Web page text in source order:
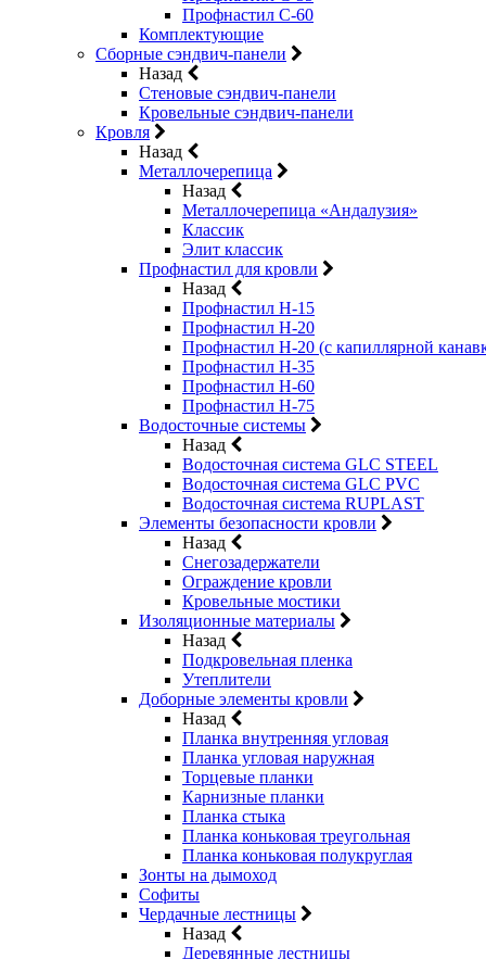
Профнастил С-60
Комплектующие
Сборные сэндвич-панели
Назад
Стеновые сэндвич-панели
Кровельные сэндвич-панели
Кровля
Назад
Металлочерепица
Назад
Металлочерепица «Андалузия»
Классик
Элит классик
Профнастил для кровли
Назад
Профнастил Н-15
Профнастил Н-20
Профнастил Н-20 (с капиллярной
Профнастил Н-35
Профнастил Н-60
Профнастил Н-75
Водосточные системы
Назад
Водосточная система GLC STEEL
Водосточная система GLC PVC
Водосточная система RUPLAST
Элементы безопасности кровли
Назад
Снегозадержатели
Ограждение кровли
Кровельные мостики
Изоляционные материалы
Назад
Подкровельная пленка
Утеплители
Доборные элементы кровли
Назад
Планка внутренняя угловая
Планка угловая наружная
Торцевые планки
Карнизные планки
Планка стыка
Планка коньковая треугольная
Планка коньковая полукруглая
Зонты на дымоход
Софиты
Чердачные лестницы
Назад
Деревянные лестницы